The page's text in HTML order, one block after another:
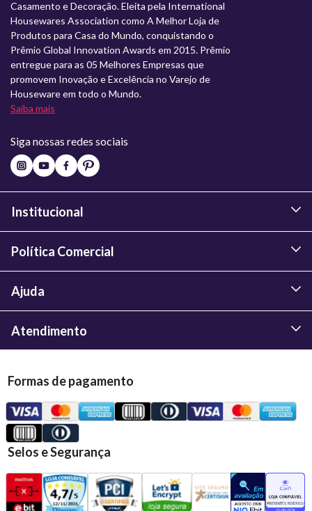
Casamento e Decoração. Eleita pela International
Housewares Association como A Melhor Loja de
Produtos para Casa do Mundo, conquistando o
Prêmio Global Innovation Awards em 2015. Prêmio
entregue para as 05 Melhores Empresas que
promovem Inovação e Excelência no Varejo de
Houseware em todo o Mundo.
Saiba mais
Siga nossas redes sociais
Institucional
Política Comercial
Ajuda
Atendimento
Formas de pagamento
Selos e Segurança